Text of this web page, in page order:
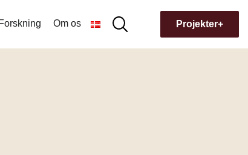
Forskning Om os
Søg
Projekter+